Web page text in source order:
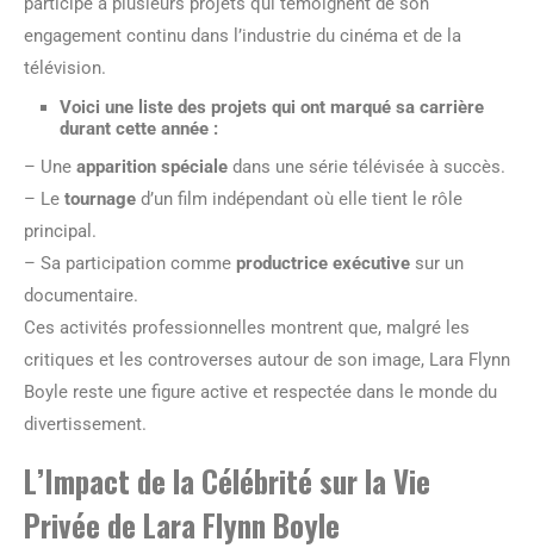
engagement continu dans l’industrie du cinéma et de la
télévision.
Voici une liste des projets qui ont marqué sa carrière
durant cette année :
– Une apparition spéciale dans une série télévisée à succès.
– Le tournage d’un film indépendant où elle tient le rôle
principal.
– Sa participation comme productrice exécutive sur un
documentaire.
Ces activités professionnelles montrent que, malgré les
critiques et les controverses autour de son image, Lara Flynn
Boyle reste une figure active et respectée dans le monde du
divertissement.
L’Impact de la Célébrité sur la Vie
Privée de Lara Flynn Boyle